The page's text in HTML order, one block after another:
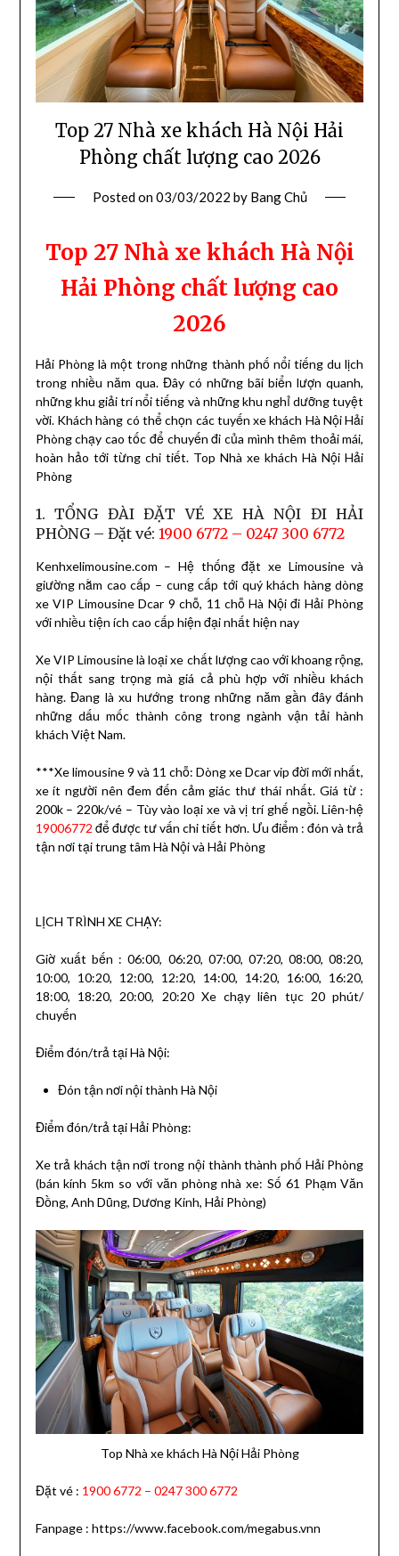
Top 27 Nhà xe khách Hà Nội Hải
Phòng chất lượng cao 2026
Posted on03/03/2022 by Bang Chủ
Top 27 Nhà xe khách Hà Nội
Hải Phòng chất lượng cao
2026
Hải Phòng là một trong những thành phố nổi tiếng du lịch
trong nhiều năm qua. Đây có những bãi biển lượn quanh,
những khu giải trí nổi tiếng và những khu nghỉ dưỡng tuyệt
vời. Khách hàng có thể chọn các tuyến xe khách Hà Nội Hải
Phòng chạy cao tốc để chuyến đi của mình thêm thoải mái,
hoàn hảo tới từng chi tiết. Top Nhà xe khách Hà Nội Hải
Phòng
1. TỔNG ĐÀI ĐẶT VÉ XE HÀ NỘI ĐI HẢI
PHÒNG – Đặt vé: 1900 6772 – 0247 300 6772
Kenhxelimousine.com – Hệ thống đặt xe Limousine và
giường nằm cao cấp – cung cấp tới quý khách hàng dòng
xe VIP Limousine Dcar 9 chỗ, 11 chỗ Hà Nội đi Hải Phòng
với nhiều tiện ích cao cấp hiện đại nhất hiện nay
Xe VIP Limousine là loại xe chất lượng cao với khoang rộng,
nội thất sang trọng mà giá cả phù hợp với nhiều khách
hàng. Đang là xu hướng trong những năm gần đây đánh
những dấu mốc thành công trong ngành vận tải hành
khách Việt Nam.
***Xe limousine 9 và 11 chỗ: Dòng xe Dcar vip đời mới nhất,
xe ít người nên đem đến cảm giác thư thái nhất. Giá từ :
200k – 220k/vé – Tùy vào loại xe và vị trí ghế ngồi. Liên-hệ
19006772 để được tư vấn chi tiết hơn. Ưu điểm : đón và trả
tận nơi tại trung tâm Hà Nội và Hải Phòng
LỊCH TRÌNH XE CHẠY:
Giờ xuất bến : 06:00, 06:20, 07:00, 07:20, 08:00, 08:20,
10:00, 10:20, 12:00, 12:20, 14:00, 14:20, 16:00, 16:20,
18:00, 18:20, 20:00, 20:20 Xe chạy liên tục 20 phút/
chuyến
Điểm đón/trả tại Hà Nội:
Đón tận nơi nội thành Hà Nội
Điểm đón/trả tại Hải Phòng:
Xe trả khách tận nơi trong nội thành thành phố Hải Phòng
(bán kính 5km so với văn phòng nhà xe: Số 61 Phạm Văn
Đồng, Anh Dũng, Dương Kinh, Hải Phòng)
Top Nhà xe khách Hà Nội Hải Phòng
Đặt vé : 1900 6772 – 0247 300 6772
Fanpage : https://www.facebook.com/megabus.vnn